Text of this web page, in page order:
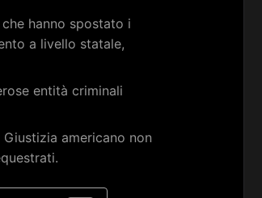
hanno spostato i
a livello statale,
entità criminali
americano non